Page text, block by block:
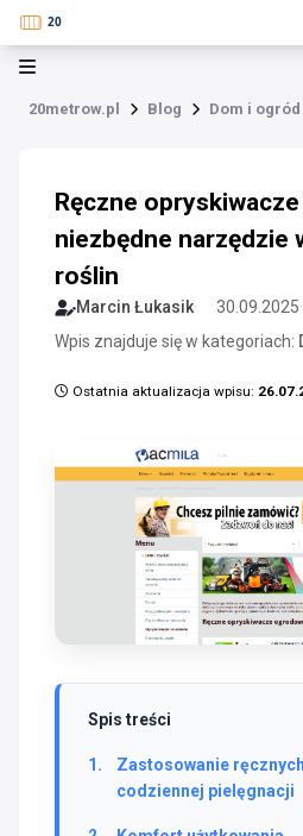
20metrow.pl Blog Dom i ogród
Ręczne
niezbędne narzędzie
roślin
Marcin Łukasik 30.09.2025
Wpis znajduje się w kategoriach:
Ostatnia aktualizacja wpisu:
Spis treści
Zastosowanie
codziennej pielęgnacji